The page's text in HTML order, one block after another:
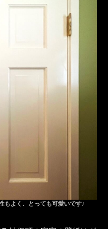
もよく、とっても可愛いです♪